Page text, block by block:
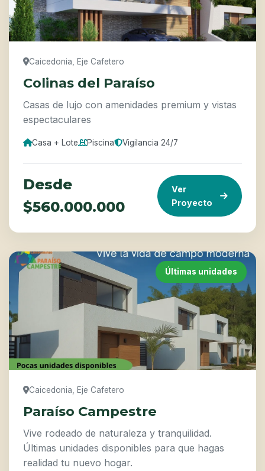
Caicedonia, Eje Cafetero
Colinas del Paraíso
Casas de lujo con amenidades premium y vistas
espectaculares
Casa + Lote Piscina Vigilancia 24/7
Desde
$560.000.000
Ver
Proyecto
Últimas unidades
Caicedonia, Eje Cafetero
Paraíso Campestre
Vive rodeado de naturaleza y tranquilidad.
Últimas unidades disponibles para que hagas
realidad tu nuevo hogar.